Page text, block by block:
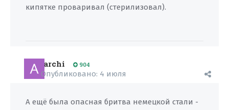
кипятке проваривал (стерилизовал).
archi 904
Опубликовано: 4 июля
А ещё была опасная бритва немецкой стали -